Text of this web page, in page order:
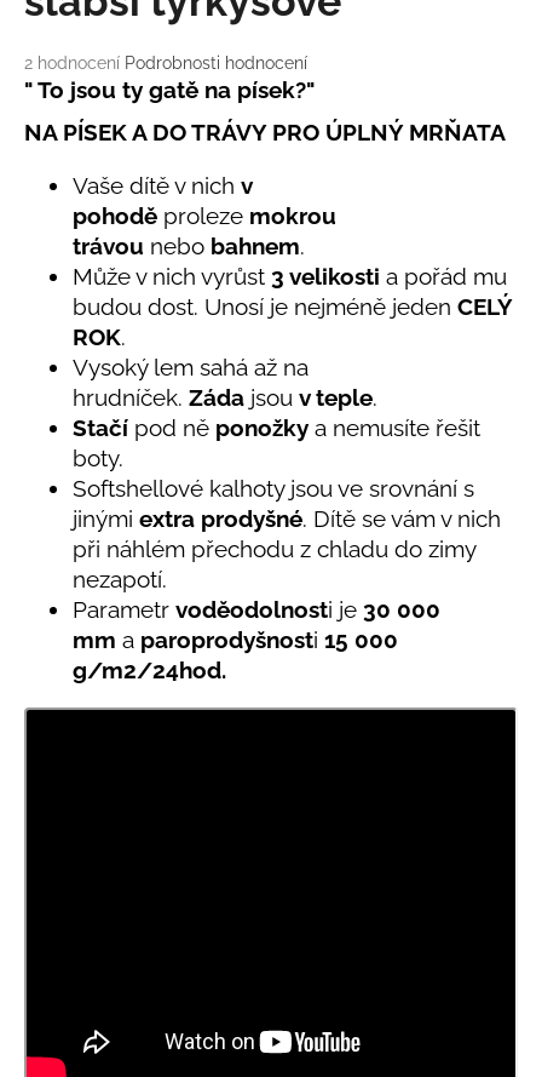
Průměrné
hodnocení
produktu
je
hvězdiček.
2 hodnocení Podrobnosti hodnocení
" To jsou ty gatě na písek?"
NA PÍSEK A DO TRÁVY PRO ÚPLNÝ MRŇATA
Vaše dítě v nich v
pohodě proleze mokrou
trávou nebo bahnem.
Může v nich vyrůst 3 velikosti a pořád mu
budou dost. Unosí je nejméně jeden CELÝ
ROK.
Vysoký lem sahá až na
hrudníček. Záda jsou v teple.
Stačí pod ně ponožky a nemusíte řešit
boty.
Softshellové kalhoty jsou ve srovnání s
jinými extra prodyšné. Dítě se vám v nich
při náhlém přechodu z chladu do zimy
nezapotí.
Parametr voděodolnosti je 30 000
mm a paroprodyšnosti 15 000
g/m2/24hod.
j
e
e
LETNÍ
KLOBOUČEK
OUŠKY
395